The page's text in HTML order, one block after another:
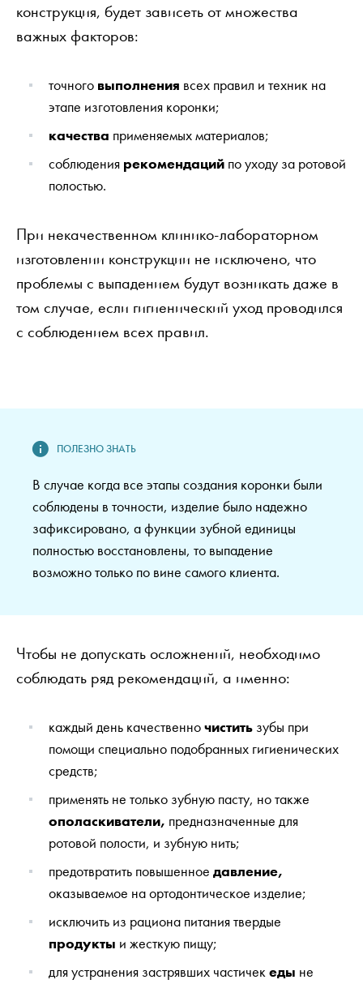
конструкция, будет зависеть от множества
важных факторов:
точного выполнения всех правил и техник на
этапе изготовления коронки;
качества применяемых материалов;
соблюдения рекомендаций по уходу за ротовой
полостью.
При некачественном клинико-лабораторном
изготовлении конструкции не исключено, что
проблемы с выпадением будут возникать даже в
том случае, если гигиенический уход проводился
с соблюдением всех правил.
В случае когда все этапы создания коронки были
соблюдены в точности, изделие было надежно
зафиксировано, а функции зубной единицы
полностью восстановлены, то выпадение
возможно только по вине самого клиента.
Чтобы не допускать осложнений, необходимо
соблюдать ряд рекомендаций, а именно:
каждый день качественночистить зубы при
помощи специально подобранных гигиенических
средств;
применять не только зубную пасту, но также
ополаскиватели, предназначенные для
ротовой полости, и зубную нить;
предотвратить повышенное давление,
оказываемое на ортодонтическое изделие;
исключить из рациона питания твердые
продукты и жесткую пищу;
для устранения застрявших частичекеды не